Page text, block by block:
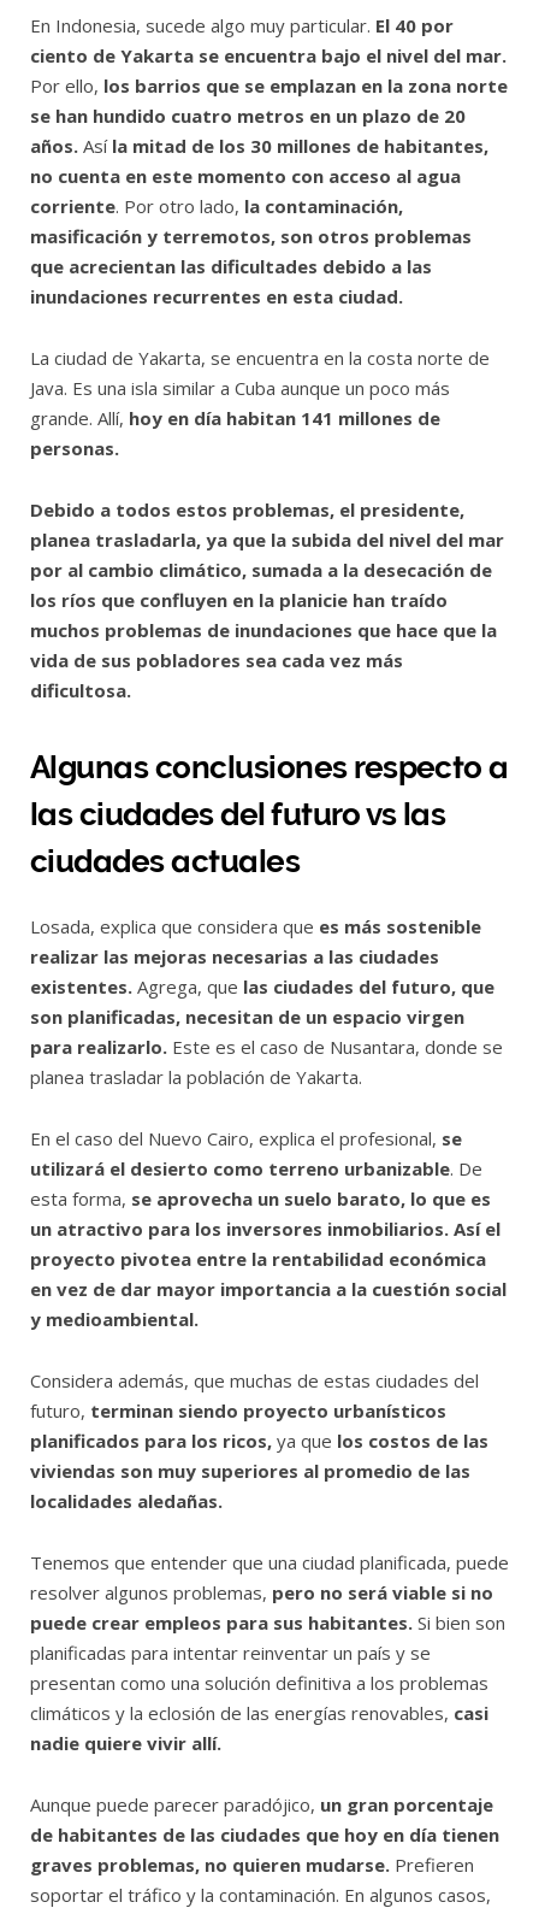
En Indonesia, sucede algo muy particular. El 40 por
ciento de Yakarta se encuentra bajo el nivel del mar.
Por ello, los barrios que se emplazan en la zona norte
se han hundido cuatro metros en un plazo de 20
años. Así la mitad de los 30 millones de habitantes,
no cuenta en este momento con acceso al agua
corriente. Por otro lado, la contaminación,
masificación y terremotos, son otros problemas
que acrecientan las dificultades debido a las
inundaciones recurrentes en esta ciudad.
La ciudad de Yakarta, se encuentra en la costa norte de
Java. Es una isla similar a Cuba aunque un poco más
grande. Allí, hoy en día habitan 141 millones de
personas.
Debido a todos estos problemas, el presidente,
planea trasladarla, ya que la subida del nivel del mar
por al cambio climático, sumada a la desecación de
los ríos que confluyen en la planicie han traído
muchos problemas de inundaciones que hace que la
vida de sus pobladores sea cada vez más
dificultosa.
Algunas conclusiones respecto a
las ciudades del futuro vs las
ciudades actuales
Losada, explica que considera que es más sostenible
realizar las mejoras necesarias a las ciudades
existentes. Agrega, que las ciudades del futuro, que
son planificadas, necesitan de un espacio virgen
para realizarlo. Este es el caso de Nusantara, donde se
planea trasladar la población de Yakarta.
En el caso del Nuevo Cairo, explica el profesional, se
utilizará el desierto como terreno urbanizable. De
esta forma, se aprovecha un suelo barato, lo que es
un atractivo para los inversores inmobiliarios. Así el
proyecto pivotea entre la rentabilidad económica
en vez de dar mayor importancia a la cuestión social
y medioambiental.
Considera además, que muchas de estas ciudades del
futuro, terminan siendo proyecto urbanísticos
planificados para los ricos, ya que los costos de las
viviendas son muy superiores al promedio de las
localidades aledañas.
Tenemos que entender que una ciudad planificada, puede
resolver algunos problemas, pero no será viable si no
puede crear empleos para sus habitantes. Si bien son
planificadas para intentar reinventar un país y se
presentan como una solución definitiva a los problemas
climáticos y la eclosión de las energías renovables, casi
nadie quiere vivir allí.
Aunque puede parecer paradójico, un gran porcentaje
de habitantes de las ciudades que hoy en día tienen
graves problemas, no quieren mudarse. Prefieren
soportar el tráfico y la contaminación. En algunos casos,